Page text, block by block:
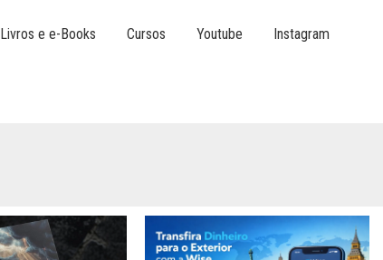
Livros e e-Books Cursos Youtube Instagram